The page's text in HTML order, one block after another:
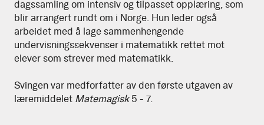
dagssamling om intensiv og tilpasset opplæring, som
blir arrangert rundt om i Norge. Hun leder også
arbeidet med å lage sammenhengende
undervisningssekvenser i matematikk rettet mot
elever som strever med matematikk.
Svingen var medforfatter av den første utgaven av
læremiddelet Matemagisk5 - 7.